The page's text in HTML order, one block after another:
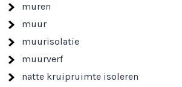
muren
muur
muurisolatie
muurverf
natte kruipruimte isoleren